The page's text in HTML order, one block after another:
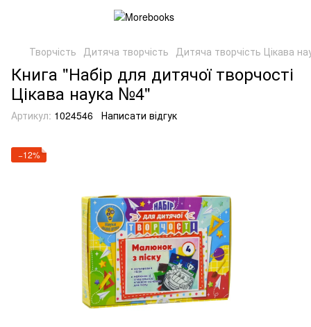
Творчість Дитяча творчість Дитяча творчість Цікава
Книга "Набір для дитячої творчості
Цікава наука №4"
Артикул: 1024546 Написати відгук
−12%